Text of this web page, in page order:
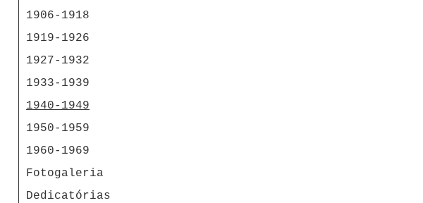
1906-1918
1919-1926
1927-1932
1933-1939
1940-1949
1950-1959
1960-1969
Fotogaleria
Dedicatórias